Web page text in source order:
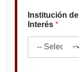
Institución de
Interés *